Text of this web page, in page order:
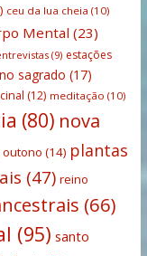
ceu da lua cheia (10)
Mental (23)
(9) estações
sagrado (17)
(12) meditação (10)
(80) nova
outono (14) plantas
(47) reino
(66)
(95) santo